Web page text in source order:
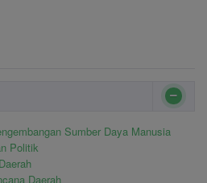
Sumber Daya Manusia
Politik
Daerah